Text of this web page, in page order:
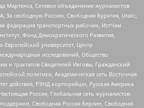
Мартенса, Сетевое объединение журналистов
За свободную Россию, Свободная Бурятия, Uralic,
федерация транспортных рабочих, ИстЧам
Фонд Демократического Развития,
Европейский университет, Центр
исследований, Общество
и трактатов Свидетелей Иеговы, Гражданский
политики, Академическая сеть Восточная
действия, РЭНД корпорейшн, Русская Америка
Россия, Глобальная сеть журналистов-
Свободная Россия Берлин, Свободная